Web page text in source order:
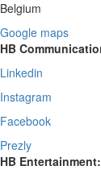
Belgium
Google maps
HB
Linkedin
Instagram
Facebook
Prezly
HB Entertainment: